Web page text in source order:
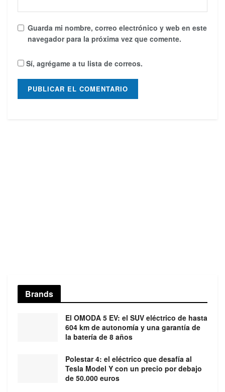
Guarda mi nombre, correo electrónico y web en este
navegador para la próxima vez que comente.
Sí, agrégame a tu lista de correos.
Brands
El OMODA 5 EV: el SUV eléctrico de hasta
604 km de autonomía y una garantía de
la batería de 8 años
Polestar 4: el eléctrico que desafía al
Tesla Model Y con un precio por debajo
de 50.000 euros